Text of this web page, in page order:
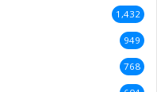
1,432
949
768